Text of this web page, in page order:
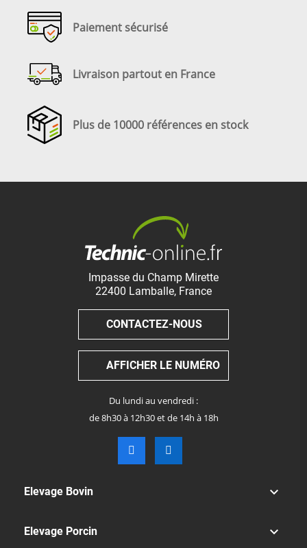
Paiement sécurisé
Livraison partout en France
Plus de 10000 références en stock
Impasse du Champ Mirette
22400 Lamballe, France
CONTACTEZ-NOUS
AFFICHER LE NUMÉRO
Du lundi au vendredi :
de 8h30 à 12h30 et de 14h à 18h
Elevage Bovin 
Elevage Porcin 